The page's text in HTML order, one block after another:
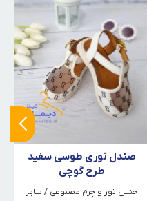
صندل توری طوسی سفید
طرح گوچی
جنس تور و چرم مصنوعی / سایز